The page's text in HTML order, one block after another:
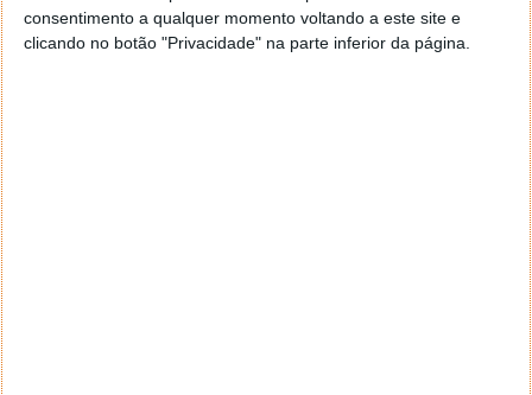
consentimento a qualquer momento voltando a este site e
clicando no botão "Privacidade" na parte inferior da página.
um novo treinador do sexo feminino ou do sexo
masculino, assim como três novos Pokémon